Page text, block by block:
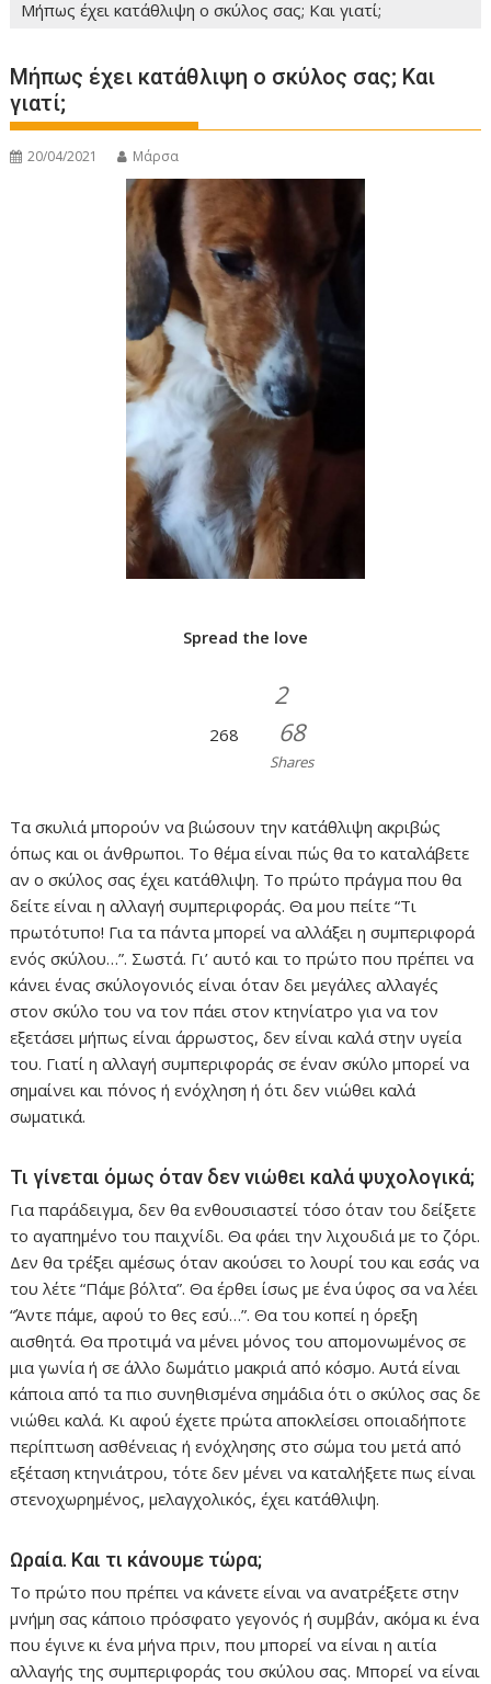
Μήπως έχει κατάθλιψη ο σκύλος σας; Και γιατί;
Μήπως έχει κατάθλιψη ο σκύλος σας; Και
γιατί;
20/04/2021 Μάρσα
Spread the love
268
2
68
Shares
Τα σκυλιά μπορούν να βιώσουν την κατάθλιψη ακριβώς
όπως και οι άνθρωποι. Το θέμα είναι πώς θα το καταλάβετε
αν ο σκύλος σας έχει κατάθλιψη. Το πρώτο πράγμα που θα
δείτε είναι η αλλαγή συμπεριφοράς. Θα μου πείτε “Τι
πρωτότυπο! Για τα πάντα μπορεί να αλλάξει η συμπεριφορά
ενός σκύλου…”. Σωστά. Γι’ αυτό και το πρώτο που πρέπει να
κάνει ένας σκύλογονιός είναι όταν δει μεγάλες αλλαγές
στον σκύλο του να τον πάει στον κτηνίατρο για να τον
εξετάσει μήπως είναι άρρωστος, δεν είναι καλά στην υγεία
του. Γιατί η αλλαγή συμπεριφοράς σε έναν σκύλο μπορεί να
σημαίνει και πόνος ή ενόχληση ή ότι δεν νιώθει καλά
σωματικά.
Τι γίνεται όμως όταν δεν νιώθει καλά ψυχολογικά;
Για παράδειγμα, δεν θα ενθουσιαστεί τόσο όταν του δείξετε
το αγαπημένο του παιχνίδι. Θα φάει την λιχουδιά με το ζόρι.
Δεν θα τρέξει αμέσως όταν ακούσει το λουρί του και εσάς να
του λέτε “Πάμε βόλτα”. Θα έρθει ίσως με ένα ύφος σα να λέει
“Άντε πάμε, αφού το θες εσύ…”. Θα του κοπεί η όρεξη
αισθητά. Θα προτιμά να μένει μόνος του απομονωμένος σε
μια γωνία ή σε άλλο δωμάτιο μακριά από κόσμο. Αυτά είναι
κάποια από τα πιο συνηθισμένα σημάδια ότι ο σκύλος σας δε
νιώθει καλά. Κι αφού έχετε πρώτα αποκλείσει οποιαδήποτε
περίπτωση ασθένειας ή ενόχλησης στο σώμα του μετά από
εξέταση κτηνιάτρου, τότε δεν μένει να καταλήξετε πως είναι
στενοχωρημένος, μελαγχολικός, έχει κατάθλιψη.
Ωραία. Και τι κάνουμε τώρα;
Το πρώτο που πρέπει να κάνετε είναι να ανατρέξετε στην
μνήμη σας κάποιο πρόσφατο γεγονός ή συμβάν, ακόμα κι ένα
που έγινε κι ένα μήνα πριν, που μπορεί να είναι η αιτία
αλλαγής της συμπεριφοράς του σκύλου σας. Μπορεί να είναι